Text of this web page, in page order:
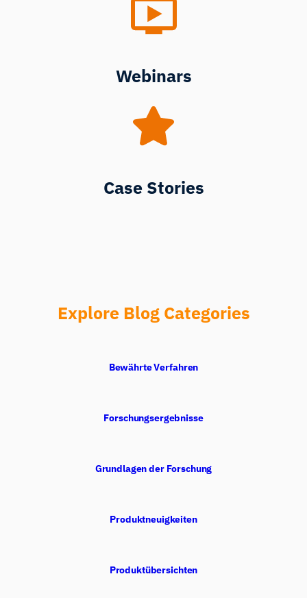
Webinars
Case Stories
Explore Blog Categories
Bewährte Verfahren
Forschungsergebnisse
Grundlagen der Forschung
Produktneuigkeiten
Produktübersichten